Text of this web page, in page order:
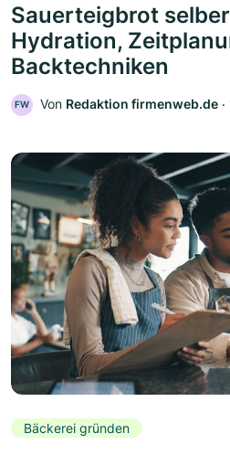
Sauerteigbrot
Hydration,
Backtechniken
FW Von Redaktion firmenweb.de ‧
Bäckerei gründen